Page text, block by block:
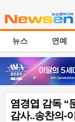
뉴스 연예
염경엽 감독 “
감사..송찬의-